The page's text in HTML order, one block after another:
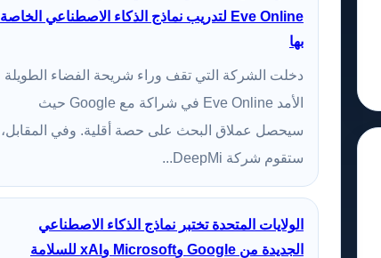
Eve Online لتدريب نماذج الذكاء الاصطناعي الخاصة
بها
دخلت الشركة التي تقف وراء شريحة الفضاء الطويلة
الأمد Eve Online في شراكة مع Google حيث
سيحصل عملاق البحث على حصة أقلية. وفي المقابل،
ستقوم شركة DeepMi...
الولايات المتحدة تختبر نماذج الذكاء الاصطناعي
الجديدة من Google وMicrosoft وxAI للسلامة